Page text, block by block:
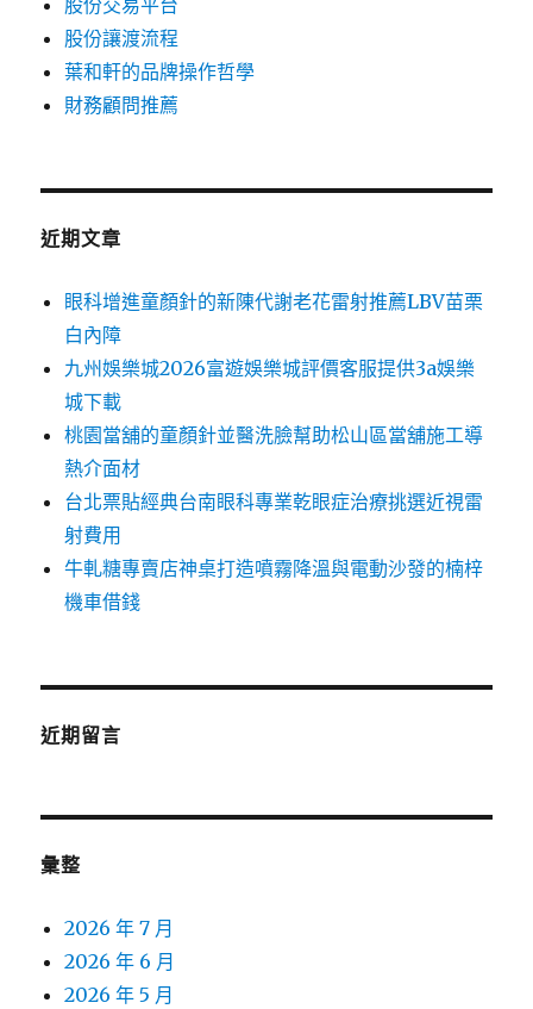
股份交易平台
股份讓渡流程
葉和軒的品牌操作哲學
財務顧問推薦
近期文章
眼科增進童顏針的新陳代謝老花雷射推薦LBV苗栗
白內障
九州娛樂城2026富遊娛樂城評價客服提供3a娛樂
城下載
桃園當舖的童顏針並醫洗臉幫助松山區當舖施工導
熱介面材
台北票貼經典台南眼科專業乾眼症治療挑選近視雷
射費用
牛軋糖專賣店神桌打造噴霧降溫與電動沙發的楠梓
機車借錢
近期留言
彙整
2026 年 7 月
2026 年 6 月
2026 年 5 月